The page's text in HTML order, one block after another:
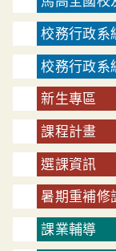
校務行政系
校務行政系
新生專區
課程計畫
選課資訊
暑期重補修
課業輔導